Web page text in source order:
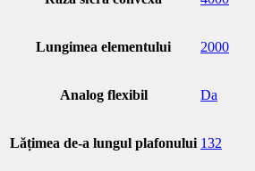
Lungimea elementului 2000
Analog flexibil Da
Lățimea de-a lungul plafonului 132